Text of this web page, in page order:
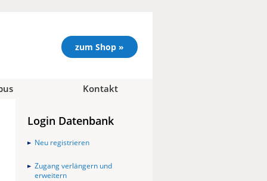
zum Shop »
Kontakt
Login Datenbank
Neu registrieren
Zugang verlängern und
erweitern